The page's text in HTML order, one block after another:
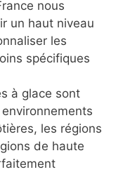
nous
un haut niveau
les
spécifiques
à glace sont
les régions
de haute